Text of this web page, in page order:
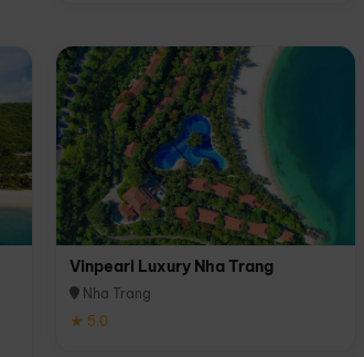
Vinpearl Luxury Nha Trang
Nha Trang
★ 5.0